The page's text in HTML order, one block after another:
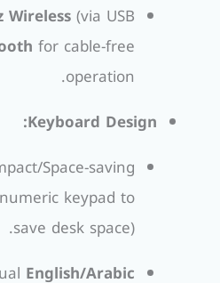
Wireless(via USB
for cable-free
operation.
Keyboard Design:
Space-saving
keypad to
save desk space).
English/Arabic